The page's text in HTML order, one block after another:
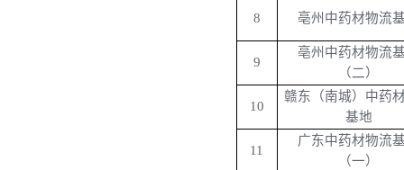
8 亳州中药材物流
9
亳州中药材物流
（二）
10
赣东（南城）中药
基地
11
广东中药材物流
（一）